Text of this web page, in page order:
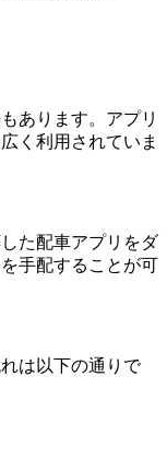
あります。アプリ
く利用されていま
た配車アプリをダ
手配することが可
は以下の通りで